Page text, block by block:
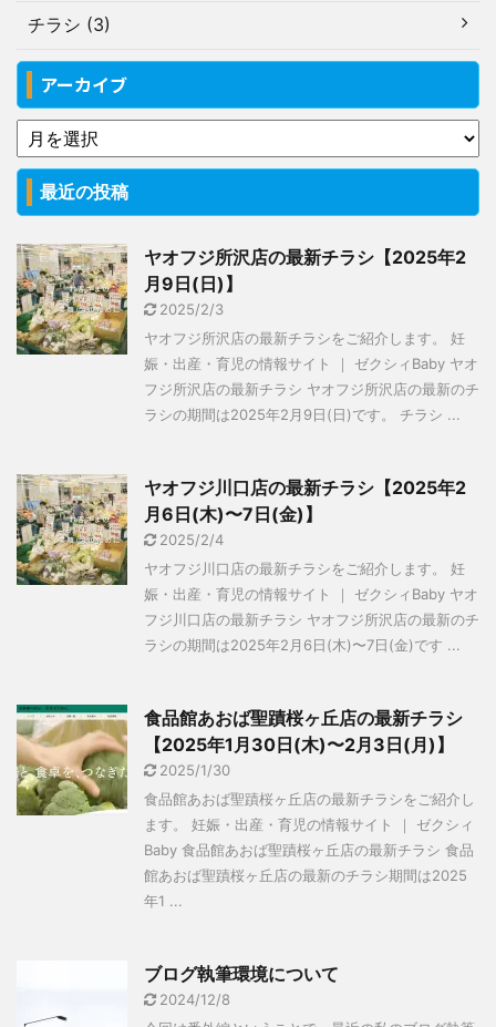
チラシ (3)
アーカイブ
最近の投稿
ヤオフジ所沢店の最新チラシ【2025年2
月9日(日)】
2025/2/3
ヤオフジ所沢店の最新チラシをご紹介します。 妊
娠・出産・育児の情報サイト ｜ ゼクシィBaby ヤオ
フジ所沢店の最新チラシ ヤオフジ所沢店の最新のチ
ラシの期間は2025年2月9日(日)です。 チラシ ...
ヤオフジ川口店の最新チラシ【2025年2
月6日(木)〜7日(金)】
2025/2/4
ヤオフジ川口店の最新チラシをご紹介します。 妊
娠・出産・育児の情報サイト ｜ ゼクシィBaby ヤオ
フジ川口店の最新チラシ ヤオフジ所沢店の最新のチ
ラシの期間は2025年2月6日(木)〜7日(金)です ...
食品館あおば聖蹟桜ヶ丘店の最新チラシ
【2025年1月30日(木)〜2月3日(月)】
2025/1/30
食品館あおば聖蹟桜ヶ丘店の最新チラシをご紹介し
ます。 妊娠・出産・育児の情報サイト ｜ ゼクシィ
Baby 食品館あおば聖蹟桜ヶ丘店の最新チラシ 食品
館あおば聖蹟桜ヶ丘店の最新のチラシ期間は2025
年1 ...
ブログ執筆環境について
2024/12/8